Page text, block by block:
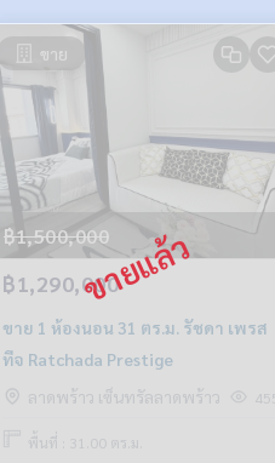
ขาย
฿1,500,000
฿1,290,000
ขาย 1 ห้องนอน 31 ตร.ม. รัชดา เพรส
ทีจ Ratchada Prestige
ลาดพร้าว เซ็นทรัลลาดพร้าว
455
พื้นที่ : 31.00 ตร.ม.